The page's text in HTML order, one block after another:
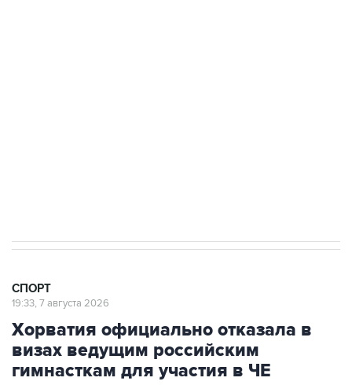
СПОРТ
19:33, 7 августа 2026
Хорватия официально отказала в
визах ведущим российским
гимнасткам для участия в ЧЕ